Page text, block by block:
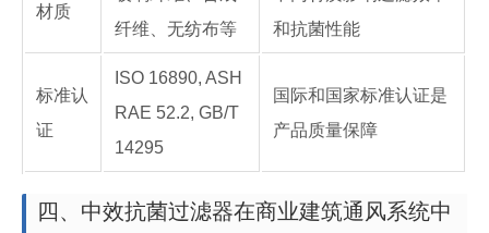
材质
纤维、无纺布等
和抗菌性能
标准认
证
ISO 16890, ASH
RAE 52.2, GB/T
14295
国际和国家标准认证是
产品质量保障
四、中效抗菌过滤器在商业建筑通风系统中